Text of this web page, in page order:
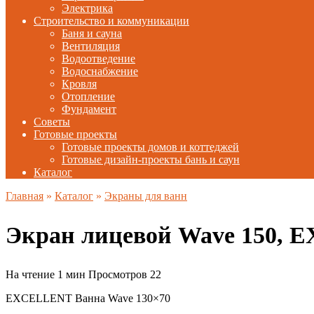
Электрика
Строительство и коммуникации
Баня и сауна
Вентиляция
Водоотведение
Водоснабжение
Кровля
Отопление
Фундамент
Советы
Готовые проекты
Готовые проекты домов и коттеджей
Готовые дизайн-проекты бань и саун
Каталог
Главная » Каталог » Экраны для ванн
Экран лицевой Wave 150,
На чтение 1 мин Просмотров 22
EXCELLENT Ванна Wave 130×70